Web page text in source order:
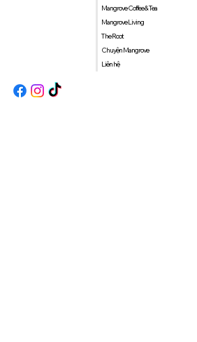
Mangrove Coffee & Tea
Mangrove Living
The Root
Chuyện Mangrove
Liên hệ